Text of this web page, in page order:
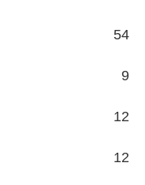
54
9
12
12